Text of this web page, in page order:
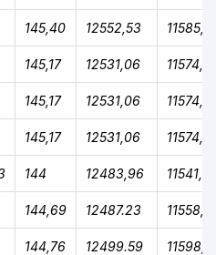
145,40 12552,53 11585,51
145,17 12531,06
145,17 12531,06
145,17 12531,06
144 12483,96
144,69 12487.23
144,76 12499.59